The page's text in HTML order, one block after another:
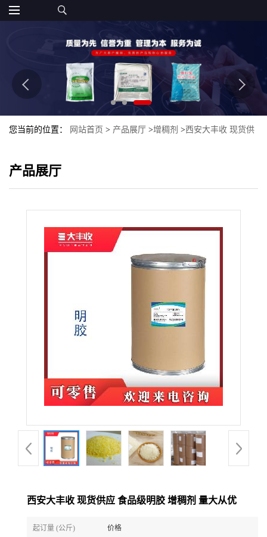
您当前的位置： 网站首页 > 产品展厅 >增稠剂 >西安大丰收 现货供
产品展厅
西安大丰收 现货供应 食品级明胶 增稠剂 量大从优
起订量 (公斤) 价格